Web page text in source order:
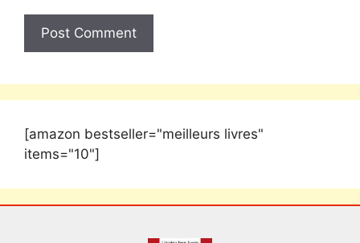
[amazon bestseller="meilleurs livres"
items="10"]